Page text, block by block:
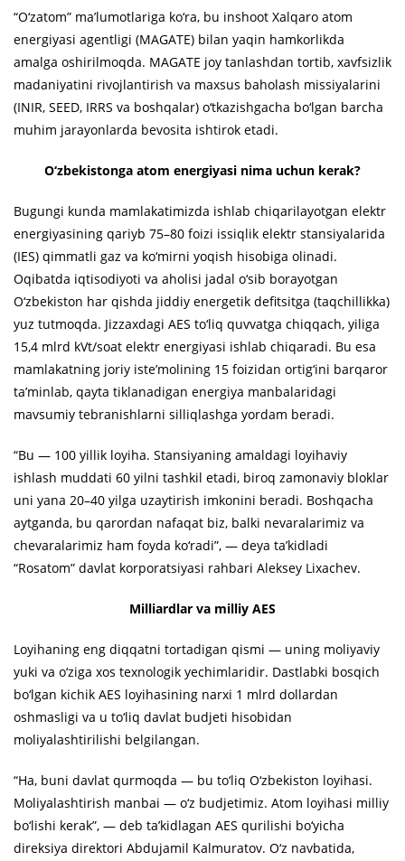
“O‘zatom” ma’lumotlariga ko‘ra, bu inshoot Xalqaro atom
energiyasi agentligi (MAGATE) bilan yaqin hamkorlikda
amalga oshirilmoqda. MAGATE joy tanlashdan tortib, xavfsizlik
madaniyatini rivojlantirish va maxsus baholash missiyalarini
(INIR, SEED, IRRS va boshqalar) o‘tkazishgacha bo‘lgan barcha
muhim jarayonlarda bevosita ishtirok etadi.
O‘zbekistonga atom energiyasi nima uchun kerak?
Bugungi kunda mamlakatimizda ishlab chiqarilayotgan elektr
energiyasining qariyb 75–80 foizi issiqlik elektr stansiyalarida
(IES) qimmatli gaz va ko‘mirni yoqish hisobiga olinadi.
Oqibatda iqtisodiyoti va aholisi jadal o‘sib borayotgan
O‘zbekiston har qishda jiddiy energetik defitsitga (taqchillikka)
yuz tutmoqda. Jizzaxdagi AES to‘liq quvvatga chiqqach, yiliga
15,4 mlrd kVt/soat elektr energiyasi ishlab chiqaradi. Bu esa
mamlakatning joriy iste’molining 15 foizidan ortig‘ini barqaror
ta’minlab, qayta tiklanadigan energiya manbalaridagi
mavsumiy tebranishlarni silliqlashga yordam beradi.
“Bu — 100 yillik loyiha. Stansiyaning amaldagi loyihaviy
ishlash muddati 60 yilni tashkil etadi, biroq zamonaviy bloklar
uni yana 20–40 yilga uzaytirish imkonini beradi. Boshqacha
aytganda, bu qarordan nafaqat biz, balki nevaralarimiz va
chevaralarimiz ham foyda ko‘radi”, — deya ta’kidladi
“Rosatom” davlat korporatsiyasi rahbari Aleksey Lixachev.
Milliardlar va milliy AES
Loyihaning eng diqqatni tortadigan qismi — uning moliyaviy
yuki va o‘ziga xos texnologik yechimlaridir. Dastlabki bosqich
bo‘lgan kichik AES loyihasining narxi 1 mlrd dollardan
oshmasligi va u to‘liq davlat budjeti hisobidan
moliyalashtirilishi belgilangan.
“Ha, buni davlat qurmoqda — bu to‘liq O‘zbekiston loyihasi.
Moliyalashtirish manbai — o‘z budjetimiz. Atom loyihasi milliy
bo‘lishi kerak”, — deb ta’kidlagan AES qurilishi bo‘yicha
direksiya direktori Abdujamil Kalmuratov. O‘z navbatida,